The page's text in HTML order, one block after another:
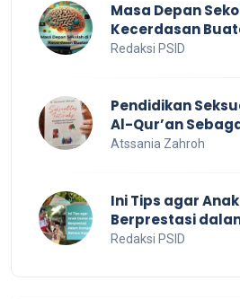
Masa Depan
Kecerdasan
Redaksi PSID
Pendidikan
Al-Qur’an
Dalam Keluarga
Atssania Zahroh
Ini Tips agar
Berprestasi
Bahasa Inggris
Redaksi PSID